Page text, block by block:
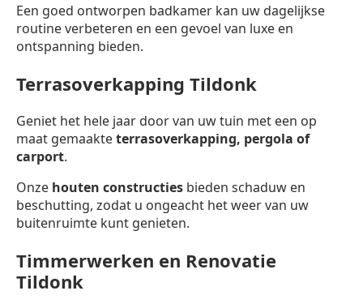
Een goed ontworpen badkamer kan uw dagelijkse
routine verbeteren en een gevoel van luxe en
ontspanning bieden.
Terrasoverkapping Tildonk
Geniet het hele jaar door van uw tuin met een op
maat gemaakteterrasoverkapping, pergola of
carport.
Onze houten constructies bieden schaduw en
beschutting, zodat u ongeacht het weer van uw
buitenruimte kunt genieten.
Timmerwerken en Renovatie
Tildonk